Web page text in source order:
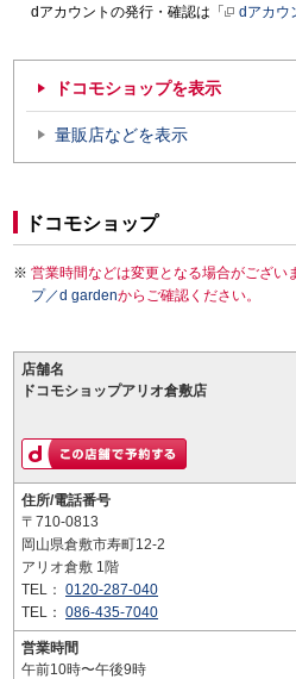
dアカウントの発行・確認は「
dアカウ
ドコモショップを表示
量販店などを表示
ドコモショップ
営業時間などは変更となる場合がござい
プ／d gardenからご確認ください。
店舗名
ドコモショップアリオ倉敷店
住所/電話番号
〒710-0813
岡山県倉敷市寿町12-2
アリオ倉敷 1階
TEL： 0120-287-040
TEL： 086-435-7040
営業時間
午前10時〜午後9時